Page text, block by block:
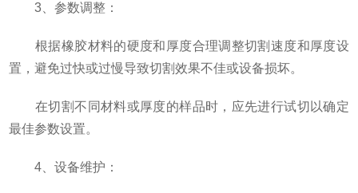
3、参数调整：
根据橡胶材料的硬度和厚度合理调整切割速度和厚度设
置，避免过快或过慢导致切割效果不佳或设备损坏。
在切割不同材料或厚度的样品时，应先进行试切以确定
最佳参数设置。
4、设备维护：